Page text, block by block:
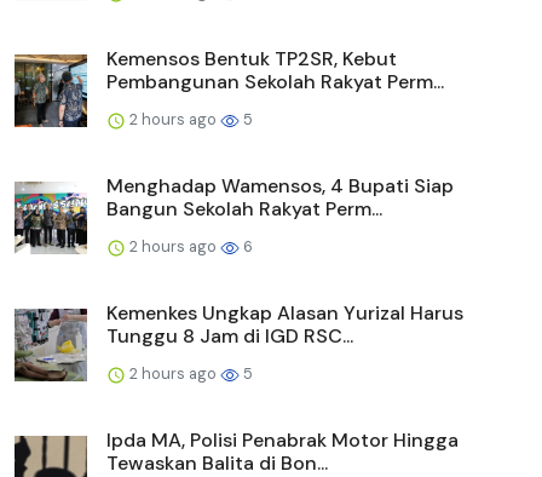
Kemensos Bentuk TP2SR, Kebut
Pembangunan Sekolah Rakyat Perm...
2 hours ago 5
Menghadap Wamensos, 4 Bupati Siap
Bangun Sekolah Rakyat Perm...
2 hours ago 6
Kemenkes Ungkap Alasan Yurizal Harus
Tunggu 8 Jam di IGD RSC...
2 hours ago 5
Ipda MA, Polisi Penabrak Motor Hingga
Tewaskan Balita di Bon...